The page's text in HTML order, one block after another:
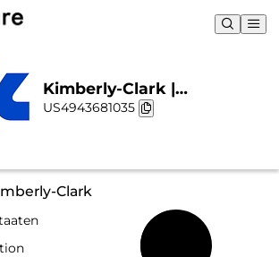
Kimberly-Clark |
Nachhaltigkeit & Chart
US4943681035
Clark